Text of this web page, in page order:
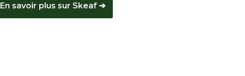
En savoir plus sur Skeaf ➔